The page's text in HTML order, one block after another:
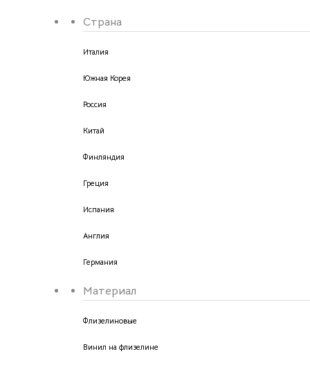
Страна
Италия
Южная Корея
Россия
Китай
Финляндия
Греция
Испания
Англия
Германия
Материал
Флизелиновые
Винил на флизелине